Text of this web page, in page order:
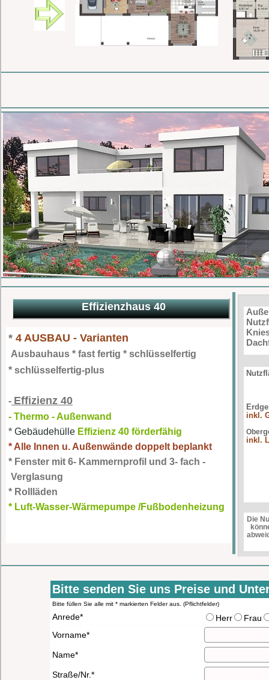
Die
inkl.
Ober
inkl.
Effizienzhaus 40
* 4 AUSBAU - Varianten
Ausbauhaus * fast fertig * schlüsselfertig
* schlüsselfertig-plus
- Effizienz 40
- Thermo - Außenwand
* Gebäudehülle Effizienz 40 förderfähig
* Alle Innen u. Außenwände doppelt beplankt
* Fenster mit 6- Kammernprofil und 3- fach -
Verglasung
* Rollläden
* Luft-Wasser-Wärmepumpe /Fußbodenheizung
Bitte senden Sie uns Preise und
Bitte füllen Sie alle mit * markierten Felder aus. (Pflichtfelder)
Anrede* Herr
Frau
Vorname*
Name*
Straße/Nr.*